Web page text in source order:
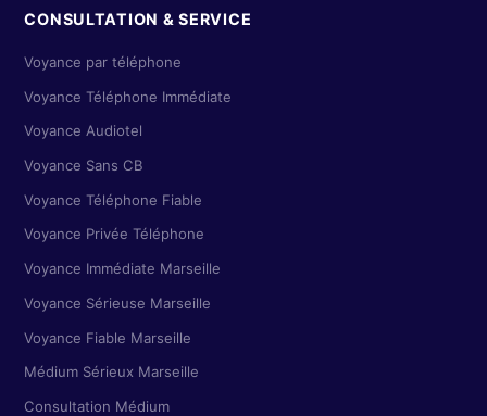
CONSULTATION & SERVICE
Voyance par téléphone
Voyance Téléphone Immédiate
Voyance Audiotel
Voyance Sans CB
Voyance Téléphone Fiable
Voyance Privée Téléphone
Voyance Immédiate Marseille
Voyance Sérieuse Marseille
Voyance Fiable Marseille
Médium Sérieux Marseille
Consultation Médium